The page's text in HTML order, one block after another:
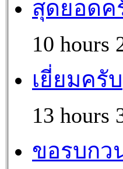
สุดยอดค
10 hours
เยี่ยมครับ
13 hours
ขอรบกว